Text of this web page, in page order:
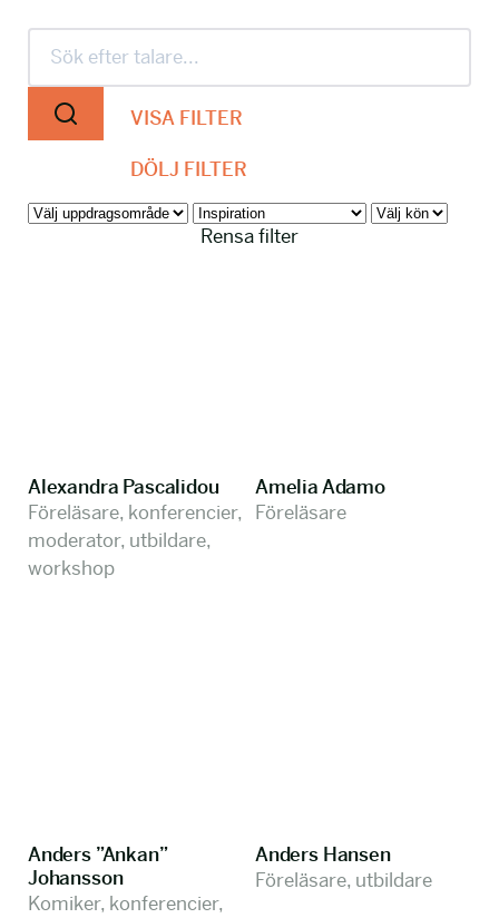
VISA FILTER
DÖLJ FILTER
Rensa filter
Alexandra Pascalidou
Föreläsare, konferencier,
moderator, utbildare,
workshop
Amelia Adamo
Föreläsare
Anders ”Ankan”
Johansson
Komiker, konferencier,
Anders Hansen
Föreläsare, utbildare